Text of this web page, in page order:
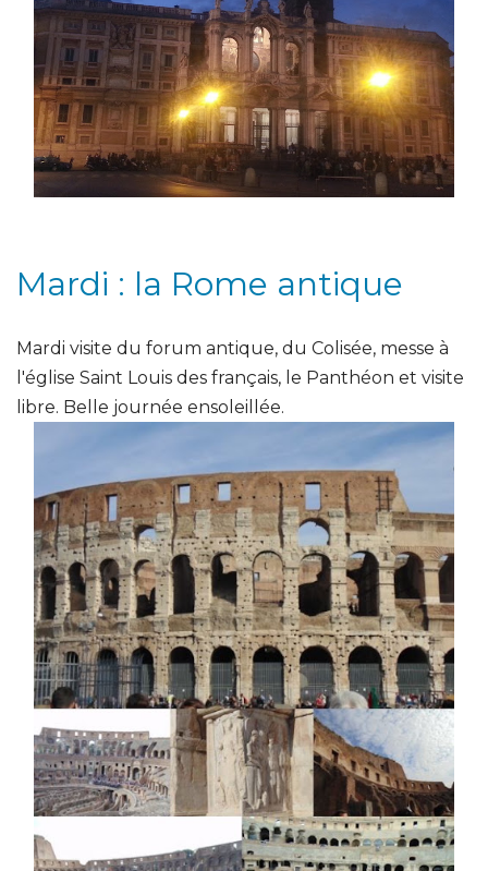
Mardi : la Rome antique
Mardi visite du forum antique, du Colisée, messe à
l'église Saint Louis des français, le Panthéon et visite
libre. Belle journée ensoleillée.